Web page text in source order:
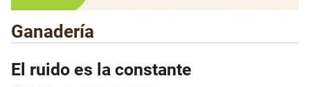
Ganadería
El ruido es la constante